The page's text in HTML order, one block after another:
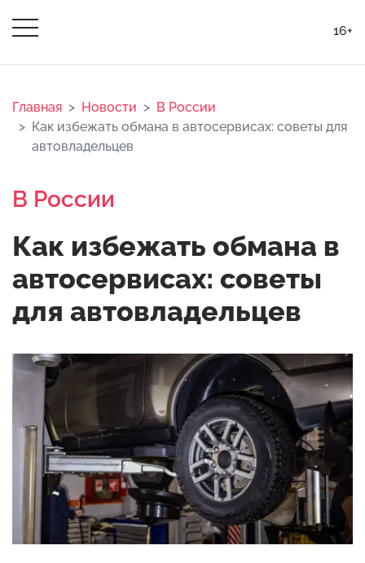
16+
Главная Новости
В России
Как избежать обмана в автосервисах: советы для
автовладельцев
В России
Как избежать обмана в
автосервисах: советы
для автовладельцев